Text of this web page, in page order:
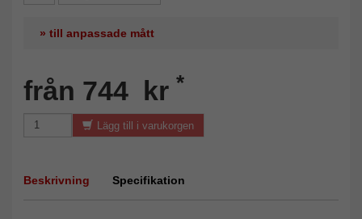
» till anpassade mått
från 744 kr *
Lägg till i varukorgen
Beskrivning Specifikation